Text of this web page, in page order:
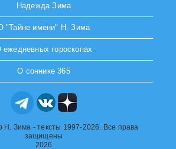
Надежда Зима
"Тайне имени" Н. Зима
ежедневных гороскопах
О соннике 365
Н. Зима - тексты 1997-2026. Все права
защищены
2026